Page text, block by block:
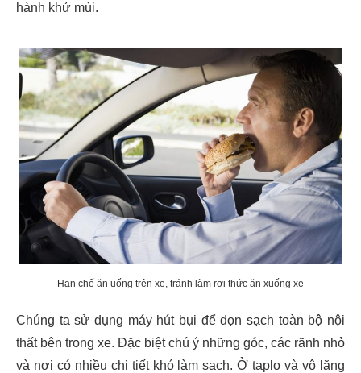
hành khử mùi.
Hạn chế ăn uống trên xe, tránh làm rơi thức ăn xuống xe
Chúng ta sử dụng máy hút bụi để dọn sạch toàn bộ nội
thất bên trong xe. Đặc biệt chú ý những góc, các rãnh nhỏ
và nơi có nhiều chi tiết khó làm sạch. Ở taplo và vô lăng